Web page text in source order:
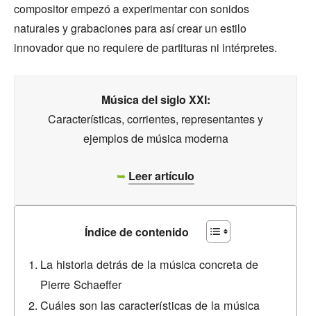
compositor empezó a experimentar con sonidos
naturales y grabaciones para así crear un estilo
innovador que no requiere de partituras ni intérpretes.
Música del siglo XXI:
Características, corrientes, representantes y
ejemplos de música moderna
➥ Leer artículo
Índice de contenido
La historia detrás de la música concreta de
Pierre Schaeffer
Cuáles son las características de la música